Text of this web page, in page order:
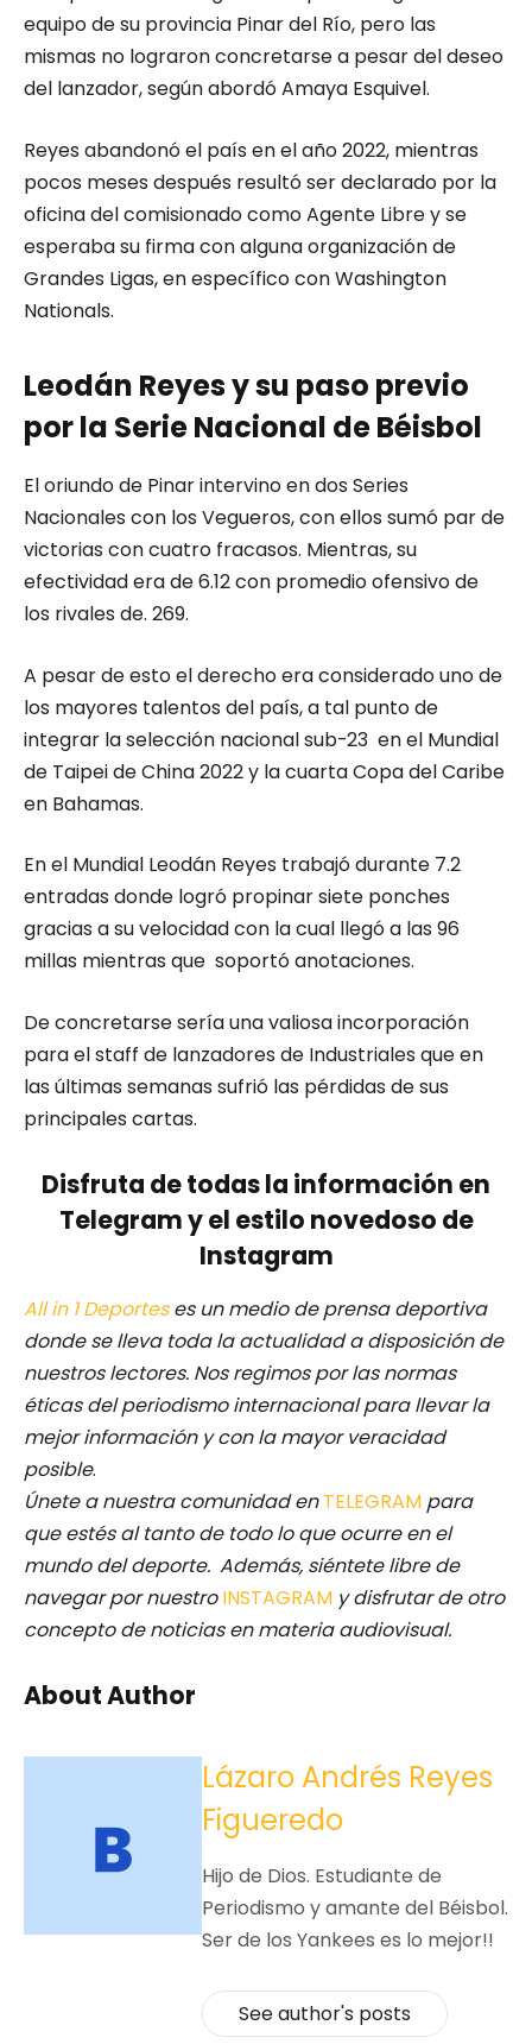
equipo de su provincia Pinar del Río, pero las
mismas no lograron concretarse a pesar del deseo
del lanzador, según abordó Amaya Esquivel.
Reyes abandonó el país en el año 2022, mientras
pocos meses después resultó ser declarado por la
oficina del comisionado como Agente Libre y se
esperaba su firma con alguna organización de
Grandes Ligas, en específico con Washington
Nationals.
Leodán Reyes y su paso previo
por la Serie Nacional de Béisbol
El oriundo de Pinar intervino en dos Series
Nacionales con los Vegueros, con ellos sumó par de
victorias con cuatro fracasos. Mientras, su
efectividad era de 6.12 con promedio ofensivo de
los rivales de. 269.
A pesar de esto el derecho era considerado uno de
los mayores talentos del país, a tal punto de
integrar la selección nacional sub-23 en el Mundial
de Taipei de China 2022 y la cuarta Copa del Caribe
en Bahamas.
En el Mundial Leodán Reyes trabajó durante 7.2
entradas donde logró propinar siete ponches
gracias a su velocidad con la cual llegó a las 96
millas mientras que soportó anotaciones.
De concretarse sería una valiosa incorporación
para el staff de lanzadores de Industriales que en
las últimas semanas sufrió las pérdidas de sus
principales cartas.
Disfruta de todas la información en
Telegram y el estilo novedoso de
Instagram
All in 1 Deporteses un medio de prensa deportiva
donde se lleva toda la actualidad a disposición de
nuestros lectores. Nos regimos por las normas
éticas del periodismo internacional para llevar la
mejor información y con la mayor veracidad
posible.
Únete a nuestra comunidad enTELEGRAM para
que estés al tanto de todo lo que ocurre en el
mundo del deporte. Además, siéntete libre de
navegar por nuestro INSTAGRAM y disfrutar de otro
concepto de noticias en materia audiovisual.
About Author
Lázaro Andrés Reyes
Figueredo
Hijo de Dios. Estudiante de
Periodismo y amante del Béisbol.
Ser de los Yankees es lo mejor!!
See author's posts